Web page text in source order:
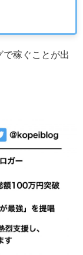
で稼ぐことが出